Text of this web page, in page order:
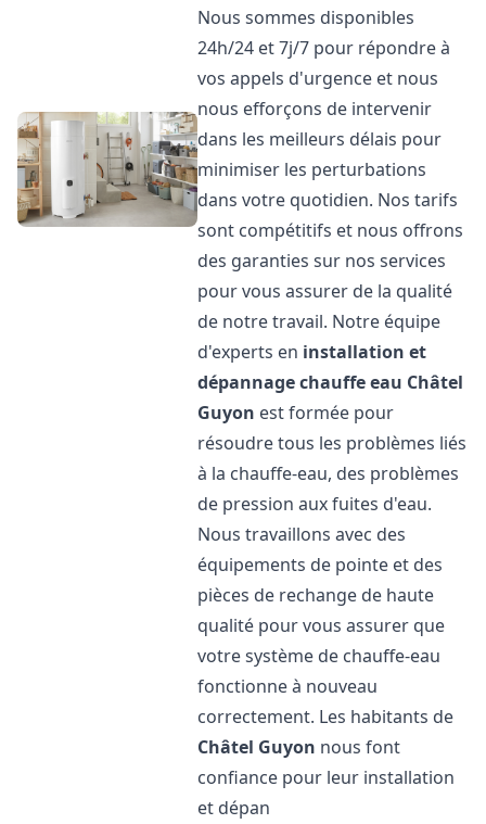
Nous sommes disponibles
24h/24 et 7j/7 pour répondre à
vos appels d'urgence et nous
nous efforçons de intervenir
dans les meilleurs délais pour
minimiser les perturbations
dans votre quotidien. Nos tarifs
sont compétitifs et nous offrons
des garanties sur nos services
pour vous assurer de la qualité
de notre travail. Notre équipe
d'experts en installation et
dépannage chauffe eau Châtel
Guyon est formée pour
résoudre tous les problèmes liés
à la chauffe-eau, des problèmes
de pression aux fuites d'eau.
Nous travaillons avec des
équipements de pointe et des
pièces de rechange de haute
qualité pour vous assurer que
votre système de chauffe-eau
fonctionne à nouveau
correctement. Les habitants de
Châtel Guyon nous font
confiance pour leur installation
et dépan